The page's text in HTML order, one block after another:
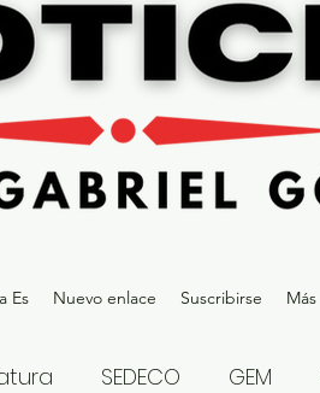
Es Nuevo enlace Suscribirse Más
SEDECO GEM